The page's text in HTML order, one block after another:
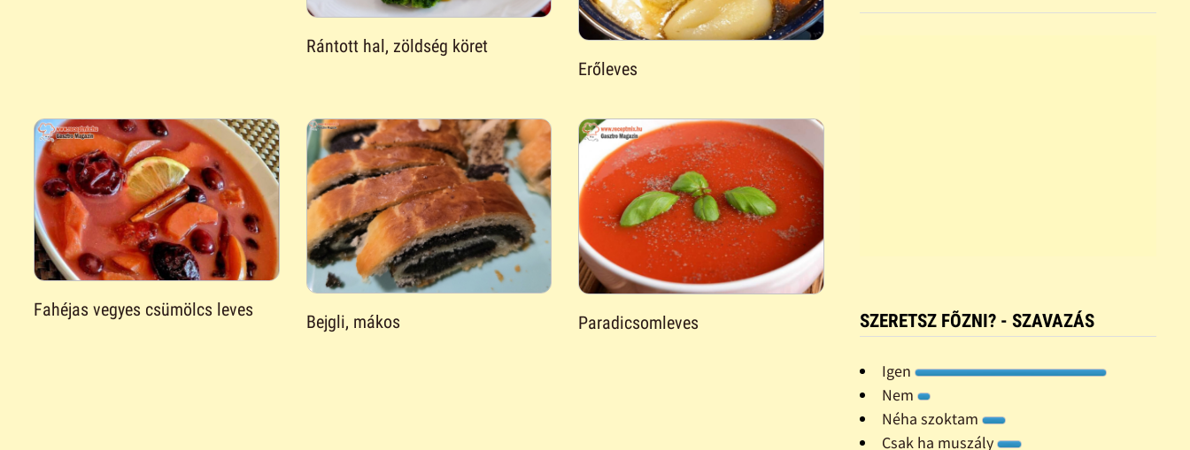
Rántott hal, zöldség köret
Erőleves
Fahéjas vegyes csümölcs leves
Bejgli, mákos Paradicsomleves SZERETSZ FÕZNI? - SZAVAZÁS
Igen
Nem
Néha szoktam
Csak ha muszály